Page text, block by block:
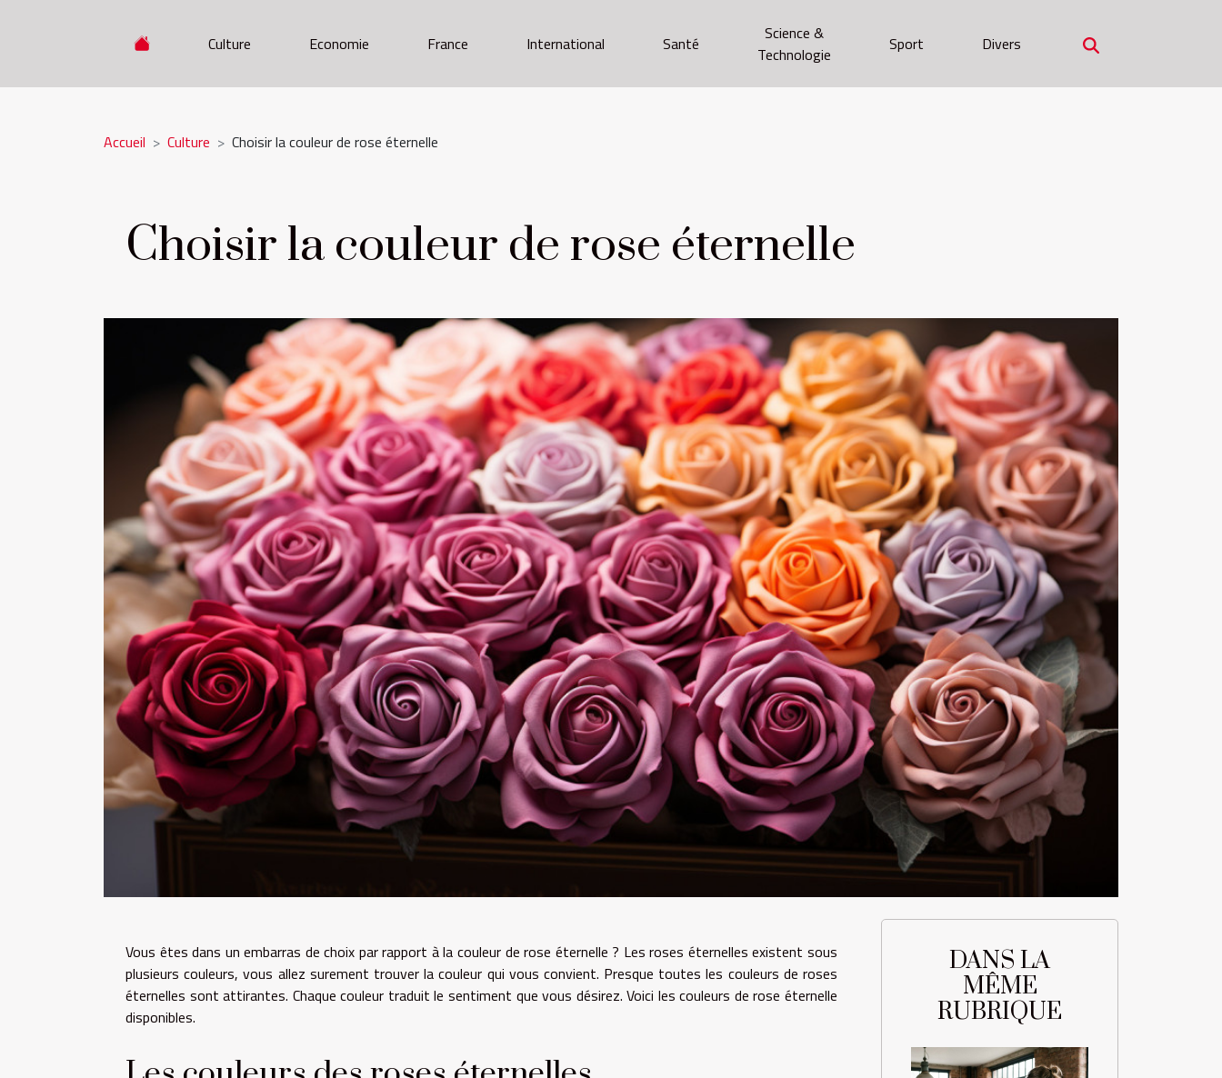
Culture Economie France International Santé
Science &
Technologie
Sport Divers
Accueil Culture Choisir la couleur de rose éternelle
Choisir la couleur de rose éternelle
Vous êtes dans un embarras de choix par rapport à la couleur de rose éternelle ? Les roses éternelles existent sous
plusieurs couleurs, vous allez surement trouver la couleur qui vous convient. Presque toutes les couleurs de roses
éternelles sont attirantes. Chaque couleur traduit le sentiment que vous désirez. Voici les couleurs de rose éternelle
disponibles.
DANS LA
MÊME
RUBRIQUE